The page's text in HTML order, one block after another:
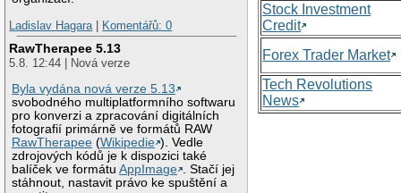
Ladislav Hagara
Komentářů: 0
RawTherapee 5.13
5.8. 12:44 | Nová verze
Byla vydána nová verze 5.13
svobodného multiplatformního softwaru
pro konverzi a zpracování digitálních
fotografií primárně ve formátů RAW
RawTherapee (Wikipedie ). Vedle
zdrojových kódů je k dispozici také
balíček ve formátuAppImage . Stačí jej
stáhnout, nastavit právo ke spuštění a
Stock Investment
Credit
Forex Trader Market
Tech Revolutions
News